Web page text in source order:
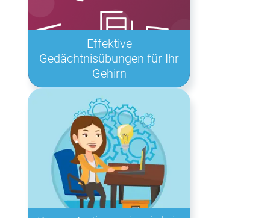
Effektive
Gedächtnisübungen für Ihr
Gehirn